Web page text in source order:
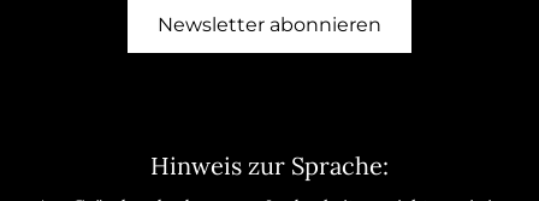
Newsletter abonnieren
Hinweis zur Sprache: